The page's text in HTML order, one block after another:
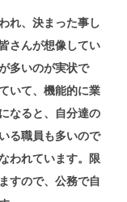
れ、決まった事し
さんが想像してい
多いのが実状で
いて、機能的に業
なると、自分達の
る職員も多いので
われています。限
すので、公務で自